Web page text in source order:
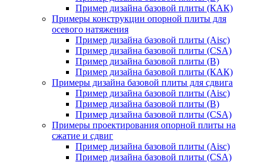
Пример дизайна базовой плиты (КАК)
Примеры конструкции опорной плиты для
осевого натяжения
Пример дизайна базовой плиты (Aisc)
Пример дизайна базовой плиты (CSA)
Пример дизайна базовой плиты (В)
Пример дизайна базовой плиты (КАК)
Примеры дизайна базовой плиты для сдвига
Пример дизайна базовой плиты (Aisc)
Пример дизайна базовой плиты (В)
Пример дизайна базовой плиты (CSA)
Примеры проектирования опорной плиты на
сжатие и сдвиг
Пример дизайна базовой плиты (Aisc)
Пример дизайна базовой плиты (CSA)